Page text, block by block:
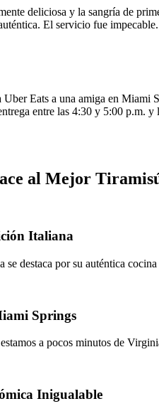
deliciosa y la sangría de
El servicio fue
Eats a una amiga en Miami
entre las 4:30 y 5:00 p.m.
al Mejor
Italiana
se destaca por su auténtica
Springs
a pocos minutos de
Inigualable